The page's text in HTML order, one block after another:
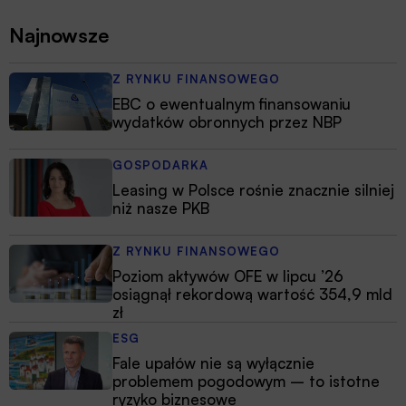
Najnowsze
Z RYNKU FINANSOWEGO
EBC o ewentualnym finansowaniu
wydatków obronnych przez NBP
GOSPODARKA
Leasing w Polsce rośnie znacznie silniej
niż nasze PKB
Z RYNKU FINANSOWEGO
Poziom aktywów OFE w lipcu ’26
osiągnął rekordową wartość 354,9 mld
zł
ESG
Fale upałów nie są wyłącznie
problemem pogodowym – to istotne
ryzyko biznesowe